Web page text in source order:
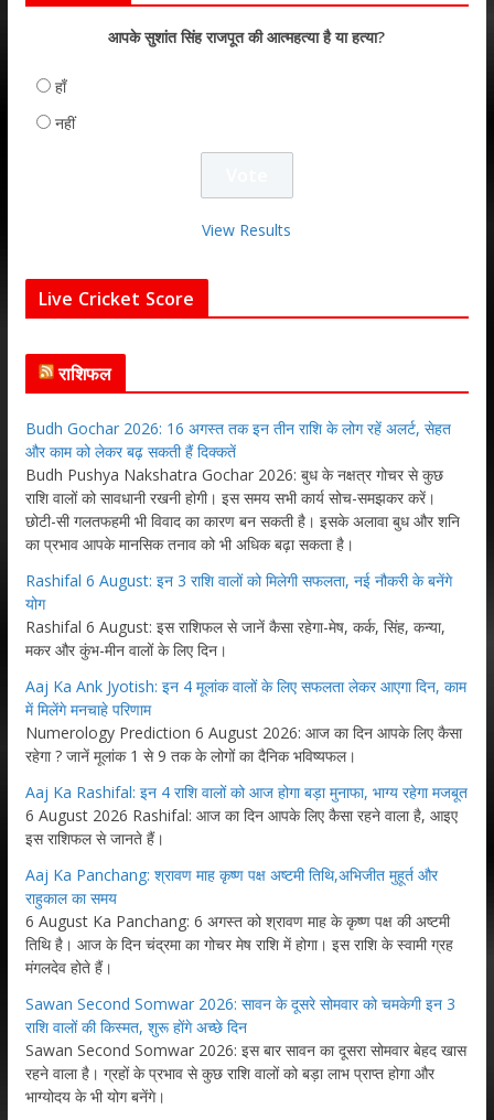
आपके सुशांत सिंह राजपूत की आत्महत्या है या हत्या?
हाँ
नहीं
View Results
Live Cricket Score
राशिफल
Budh Gochar 2026: 16 अगस्त तक इन तीन राशि के लोग रहें अलर्ट, सेहत
और काम को लेकर बढ़ सकती हैं दिक्कतें
Budh Pushya Nakshatra Gochar 2026: बुध के नक्षत्र गोचर से कुछ
राशि वालों को सावधानी रखनी होगी। इस समय सभी कार्य सोच-समझकर करें।
छोटी-सी गलतफहमी भी विवाद का कारण बन सकती है। इसके अलावा बुध और शनि
का प्रभाव आपके मानसिक तनाव को भी अधिक बढ़ा सकता है।
Rashifal 6 August: इन 3 राशि वालों को मिलेगी सफलता, नई नौकरी के बनेंगे
योग
Rashifal 6 August: इस राशिफल से जानें कैसा रहेगा-मेष, कर्क, सिंह, कन्या,
मकर और कुंभ-मीन वालों के लिए दिन।
Aaj Ka Ank Jyotish: इन 4 मूलांक वालों के लिए सफलता लेकर आएगा दिन, काम
में मिलेंगे मनचाहे परिणाम
Numerology Prediction 6 August 2026: आज का दिन आपके लिए कैसा
रहेगा ? जानें मूलांक 1 से 9 तक के लोगों का दैनिक भविष्यफल।
Aaj Ka Rashifal: इन 4 राशि वालों को आज होगा बड़ा मुनाफा, भाग्य रहेगा मजबूत
6 August 2026 Rashifal: आज का दिन आपके लिए कैसा रहने वाला है, आइए
इस राशिफल से जानते हैं।
Aaj Ka Panchang: श्रावण माह कृष्ण पक्ष अष्टमी तिथि,अभिजीत मुहूर्त और
राहुकाल का समय
6 August Ka Panchang: 6 अगस्त को श्रावण माह के कृष्ण पक्ष की अष्टमी
तिथि है। आज के दिन चंद्रमा का गोचर मेष राशि में होगा। इस राशि के स्वामी ग्रह
मंगलदेव होते हैं।
Sawan Second Somwar 2026: सावन के दूसरे सोमवार को चमकेगी इन 3
राशि वालों की किस्मत, शुरू होंगे अच्छे दिन
Sawan Second Somwar 2026: इस बार सावन का दूसरा सोमवार बेहद खास
रहने वाला है। ग्रहों के प्रभाव से कुछ राशि वालों को बड़ा लाभ प्राप्त होगा और
भाग्योदय के भी योग बनेंगे।